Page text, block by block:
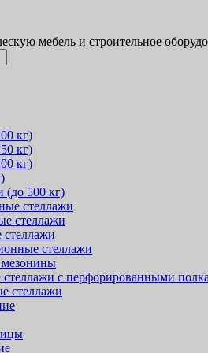
мебель и строительное
кг)
кг)
кг)
(до 500 кг)
стеллажи
стеллажи
стеллажи
мезонины
с перфорированными
стеллажи